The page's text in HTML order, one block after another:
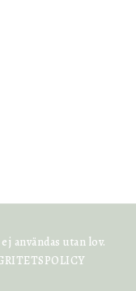
användas utan lov.